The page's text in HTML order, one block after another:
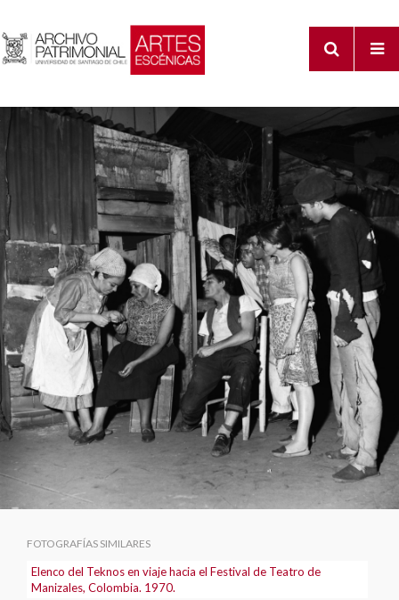
FOTOGRAFÍAS SIMILARES
Elenco del Teknos en viaje hacia el Festival de Teatro de
Manizales, Colombia. 1970.